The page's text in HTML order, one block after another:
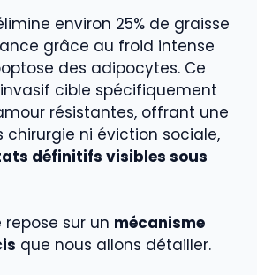
environ 25% de graisse
grâce au froid intense
des adipocytes. Ce
cible spécifiquement
résistantes, offrant une
chirurgie ni éviction sociale,
définitifs visibles sous
sur un mécanisme
que nous allons détailler.